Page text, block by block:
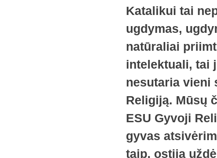
Katalikui tai
ugdymas,
natūraliai
intelektuali, tai
nesutaria vieni
Religiją. Mūsų
ESU Gyvoji
gyvas
taip, ostiją